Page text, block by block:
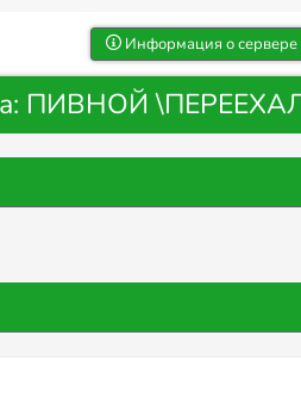
Информация о сервере
ПИВНОЙ